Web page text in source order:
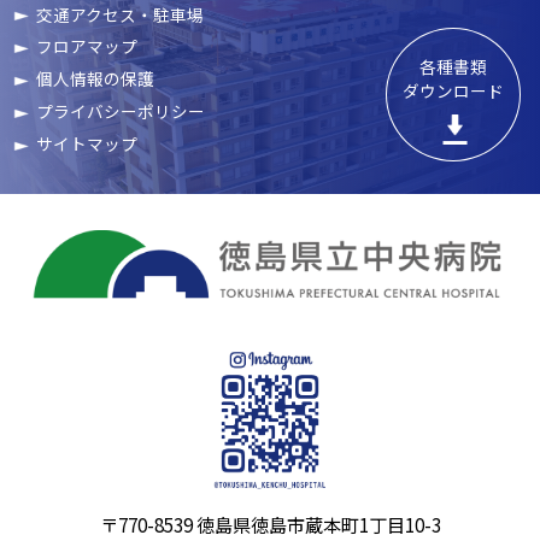
交通アクセス・駐車場
フロアマップ
個人情報の保護
プライバシーポリシー
サイトマップ
各種書類
ダウンロード
〒770-8539 徳島県徳島市蔵本町1丁目10-3